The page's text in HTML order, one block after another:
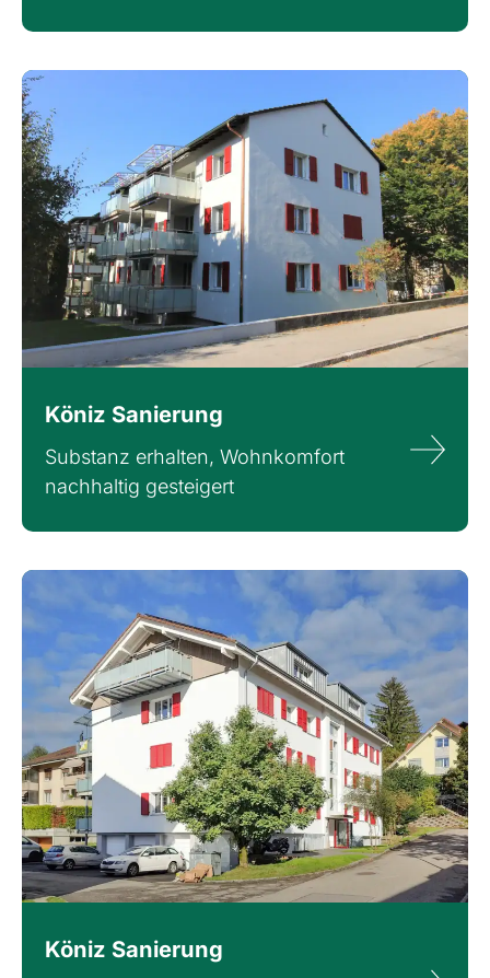
Köniz Sanierung
Substanz erhalten, Wohnkomfort
nachhaltig gesteigert
Köniz Sanierung